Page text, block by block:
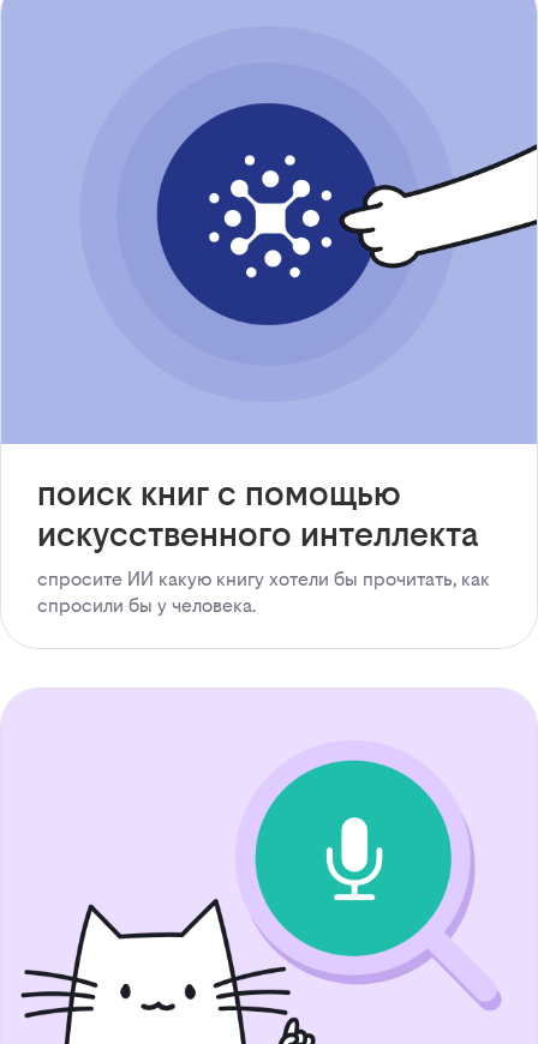
поиск книг с помощью
искусственного интеллекта
спросите ИИ какую книгу хотели бы прочитать, как
спросили бы у человека.